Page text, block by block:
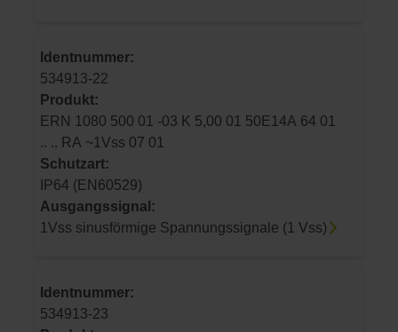
Identnummer:
534913-22
Produkt:
ERN 1080 500 01 -03 K 5,00 01 50E14A 64 01
.. .. RA ~1Vss 07 01
Schutzart:
IP64 (EN60529)
Ausgangssignal:
1Vss sinusförmige Spannungssignale (1 Vss)
Identnummer:
534913-23